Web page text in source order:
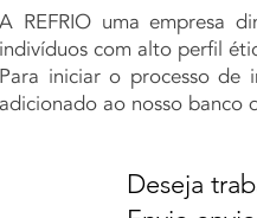
A REFRIO uma empresa
indivíduos com alto perfil
Para iniciar o processo de
adicionado ao nosso banco
Deseja